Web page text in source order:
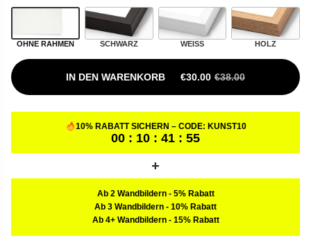
OHNE RAHMEN SCHWARZ WEISS HOLZ
IN DEN WARENKORB €30.00 €38.00
URSPRÜNGLICHER PREIS
AKTUELLER PREIS IST:
10% RABATT SICHERN – CODE: KUNST10
00 : 10 : 41 : 54
Ab 2 Wandbildern- 5% Rabatt
Ab 3 Wandbildern - 10% Rabatt
Ab 4+ Wandbildern- 15% Rabatt